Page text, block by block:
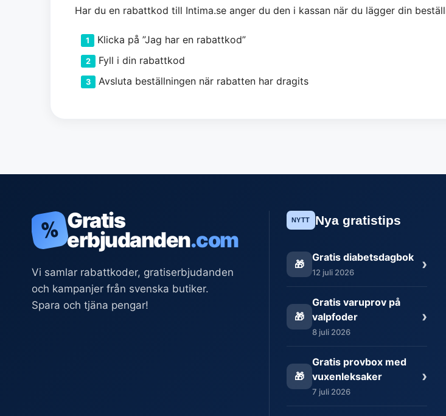
Har du en rabattkod till Intima.se anger du den i kassan när du lägger din
Klicka på ”Jag har en rabattkod”
Fyll i din rabattkod
Avsluta beställningen när rabatten har dragits
% Gratis
erbjudanden.com
Vi samlar rabattkoder, gratiserbjudanden
och kampanjer från svenska butiker.
Spara och tjäna pengar!
NYTT Nya gratistips
🎁
Gratis diabetsdagbok
12 juli 2026 ›
🎁
Gratis varuprov på
valpfoder
8 juli 2026
›
🎁
Gratis provbox med
vuxenleksaker
7 juli 2026
›